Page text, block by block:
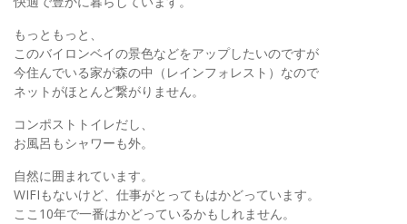
もっともっと、
このバイロンベイの景色などをアップしたいのですが
今住んでいる家が森の中（レインフォレスト）なので
ネットがほとんど繋がりません。
コンポストトイレだし、
お風呂もシャワーも外。
自然に囲まれています。
WIFIもないけど、仕事がとってもはかどっています。
ここ10年で一番はかどっているかもしれません。